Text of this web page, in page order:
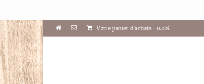
Votre panier d'achats - 0.00€